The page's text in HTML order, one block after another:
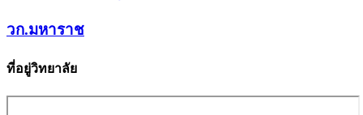
วก.มหาราช
ที่อยู่วิทยาลัย